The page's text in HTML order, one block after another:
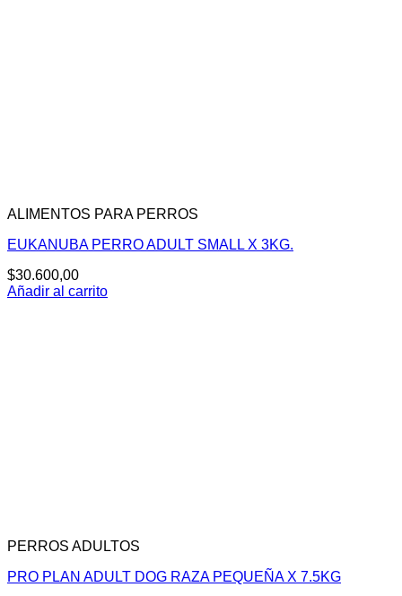
ALIMENTOS PARA PERROS
EUKANUBA PERRO ADULT SMALL X 3KG.
$30.600,00
Añadir al carrito
PERROS ADULTOS
PRO PLAN ADULT DOG RAZA PEQUEÑA X 7.5KG